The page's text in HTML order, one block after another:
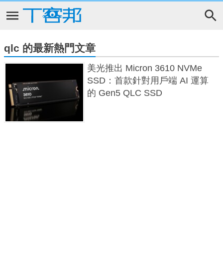
qlc 的最新熱門文章
美光推出 Micron 3610 NVMe
SSD：首款針對用戶端 AI 運算
的 Gen5 QLC SSD